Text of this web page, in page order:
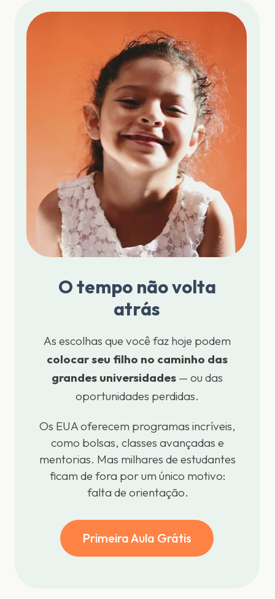
O tempo não volta
atrás
As escolhas que você faz hoje podem
colocar seu filho no caminho das
grandes universidades— ou das
oportunidades perdidas.
Os EUA oferecem programas incríveis,
como bolsas, classes avançadas e
mentorias. Mas milhares de estudantes
ficam de fora por um único motivo:
falta de orientação.
Primeira Aula Grátis